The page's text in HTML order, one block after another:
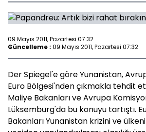
09 Mayıs 2011, Pazartesi 07:32
Güncelleme : 09 Mayıs 2011, Pazartesi 07:32
Der Spiegel'e göre Yunanistan,
Euro Bölgesi'nden çıkmakla tehdit
Maliye Bakanları ve Avrupa
Lüksemburg'da bu konuyu tartıştı.
Bakanları Yunanistan krizini ve